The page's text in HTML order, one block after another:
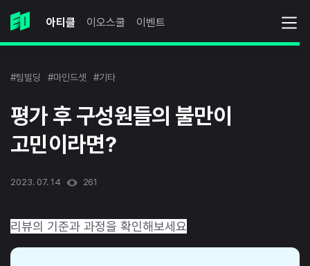
아티클 이오스쿨 이벤트
#팀빌딩 #마인드셋 #기타
평가 후 구성원들의 불만이
고민이라면?
2023. 07. 14 261
리뷰의 기준과 과정을 확인해보세요